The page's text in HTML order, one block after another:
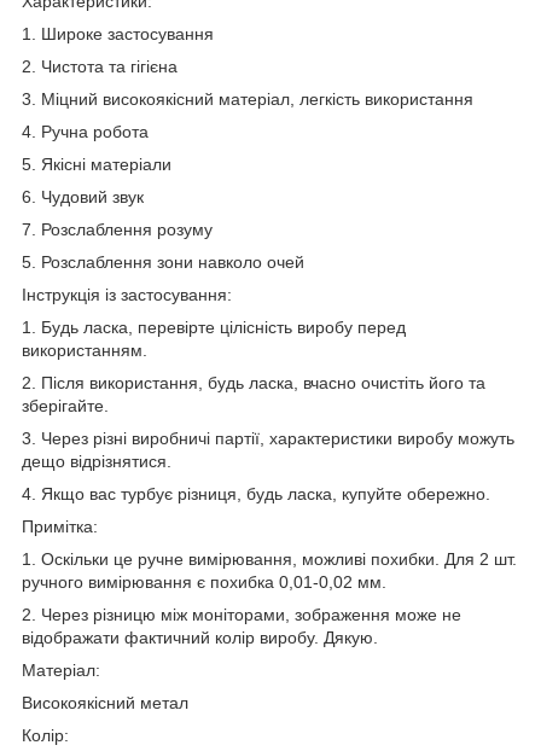
1. Широке застосування
2. Чистота та гігієна
3. Міцний високоякісний матеріал, легкість використання
4. Ручна робота
5. Якісні матеріали
6. Чудовий звук
7. Розслаблення розуму
5. Розслаблення зони навколо очей
Інструкція із застосування:
1. Будь ласка, перевірте цілісність виробу перед
використанням.
2. Після використання, будь ласка, вчасно очистіть його та
зберігайте.
3. Через різні виробничі партії, характеристики виробу можуть
дещо відрізнятися.
4. Якщо вас турбує різниця, будь ласка, купуйте обережно.
Примітка:
1. Оскільки це ручне вимірювання, можливі похибки. Для 2 шт.
ручного вимірювання є похибка 0,01-0,02 мм.
2. Через різницю між моніторами, зображення може не
відображати фактичний колір виробу. Дякую.
Матеріал:
Високоякісний метал
Колір: